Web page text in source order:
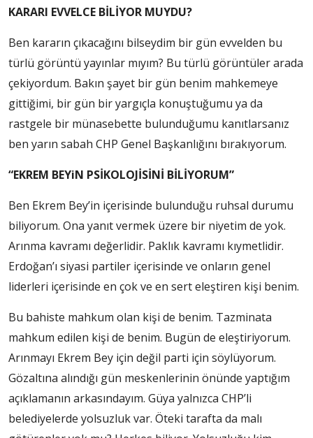
KARARI EVVELCE BİLİYOR MUYDU?
Ben kararın çıkacağını bilseydim bir gün evvelden bu
türlü görüntü yayınlar mıyım? Bu türlü görüntüler arada
çekiyordum. Bakın şayet bir gün benim mahkemeye
gittiğimi, bir gün bir yargıçla konuştuğumu ya da
rastgele bir münasebette bulunduğumu kanıtlarsanız
ben yarın sabah CHP Genel Başkanlığını bırakıyorum.
“EKREM BEYiN PSİKOLOJİSİNİ BİLİYORUM”
Ben Ekrem Bey’in içerisinde bulunduğu ruhsal durumu
biliyorum. Ona yanıt vermek üzere bir niyetim de yok.
Arınma kavramı değerlidir. Paklık kavramı kıymetlidir.
Erdoğan’ı siyasi partiler içerisinde ve onların genel
liderleri içerisinde en çok ve en sert eleştiren kişi benim.
Bu bahiste mahkum olan kişi de benim. Tazminata
mahkum edilen kişi de benim. Bugün de eleştiriyorum.
Arınmayı Ekrem Bey için değil parti için söylüyorum.
Gözaltına alındığı gün meskenlerinin önünde yaptığım
açıklamanın arkasındayım. Güya yalnızca CHP’li
belediyelerde yolsuzluk var. Öteki tarafta da malı